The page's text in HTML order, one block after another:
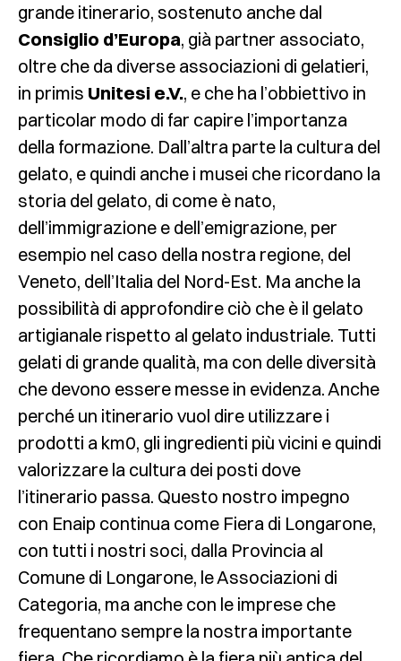
grande itinerario, sostenuto anche dal
Consiglio d’Europa, già partner associato,
oltre che da diverse associazioni di gelatieri,
in primis Unitesi e.V., e che ha l’obbiettivo in
particolar modo di far capire l’importanza
della formazione. Dall’altra parte la cultura del
gelato, e quindi anche i musei che ricordano la
storia del gelato, di come è nato,
dell’immigrazione e dell’emigrazione, per
esempio nel caso della nostra regione, del
Veneto, dell’Italia del Nord-Est. Ma anche la
possibilità di approfondire ciò che è il gelato
artigianale rispetto al gelato industriale. Tutti
gelati di grande qualità, ma con delle diversità
che devono essere messe in evidenza. Anche
perché un itinerario vuol dire utilizzare i
prodotti a km0, gli ingredienti più vicini e quindi
valorizzare la cultura dei posti dove
l’itinerario passa. Questo nostro impegno
con Enaip continua come Fiera di Longarone,
con tutti i nostri soci, dalla Provincia al
Comune di Longarone, le Associazioni di
Categoria, ma anche con le imprese che
frequentano sempre la nostra importante